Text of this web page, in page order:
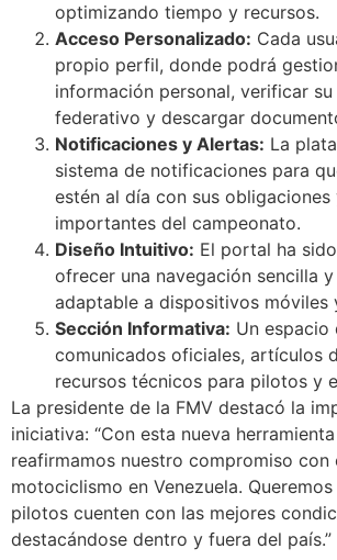
optimizando tiempo y recursos.
Acceso Personalizado: Cada
propio perfil, donde podrá
información personal, verificar
federativo y descargar
Notificaciones y Alertas: La
sistema de notificaciones para
estén al día con sus obligaciones
importantes del campeonato.
Diseño Intuitivo: El portal ha
ofrecer una navegación sencilla
adaptable a dispositivos móviles
Sección Informativa: Un espacio
comunicados oficiales, artículos
recursos técnicos para pilotos y
La presidente de la FMV destacó la
iniciativa: “Con esta nueva
reafirmamos nuestro compromiso con
motociclismo en Venezuela.
pilotos cuenten con las mejores
destacándose dentro y fuera del país.”